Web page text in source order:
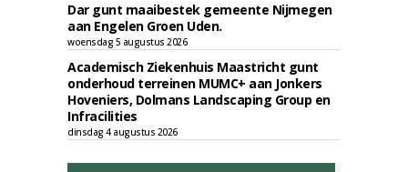
Dar gunt maaibestek gemeente Nijmegen
aan Engelen Groen Uden.
woensdag 5 augustus 2026
Academisch Ziekenhuis Maastricht gunt
onderhoud terreinen MUMC+ aan Jonkers
Hoveniers, Dolmans Landscaping Group en
Infracilities
dinsdag 4 augustus 2026